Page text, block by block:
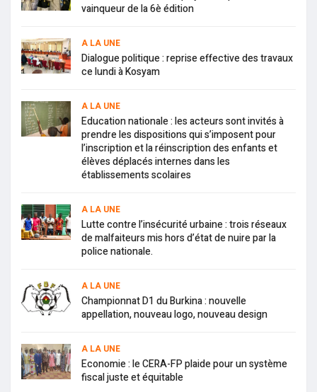
vainqueur de la 6è édition
A LA UNE
Dialogue politique : reprise effective des travaux
ce lundi à Kosyam
A LA UNE
Education nationale : les acteurs sont invités à
prendre les dispositions qui s’imposent pour
l’inscription et la réinscription des enfants et
élèves déplacés internes dans les
établissements scolaires
A LA UNE
Lutte contre l’insécurité urbaine : trois réseaux
de malfaiteurs mis hors d’état de nuire par la
police nationale.
A LA UNE
Championnat D1 du Burkina : nouvelle
appellation, nouveau logo, nouveau design
A LA UNE
Economie : le CERA-FP plaide pour un système
fiscal juste et équitable